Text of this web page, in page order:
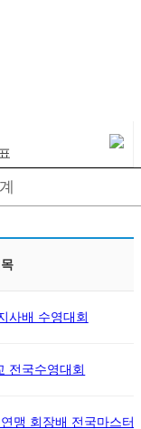
획
사배 수영대회
전국수영대회
맹 회장배 전국마스터